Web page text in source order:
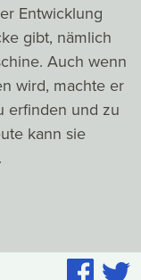
Entwicklung
gibt, nämlich
Auch wenn
wird, machte er
erfinden und zu
kann sie